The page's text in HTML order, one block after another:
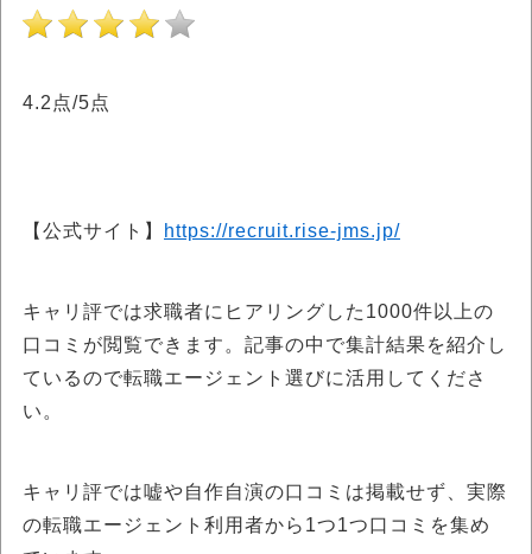
4.2点/5点
【公式サイト】 https://recruit.rise-jms.jp/
キャリ評では求職者にヒアリングした1000件以上の
口コミが閲覧できます。記事の中で集計結果を紹介し
ているので転職エージェント選びに活用してくださ
い。
キャリ評では嘘や自作自演の口コミは掲載せず、実際
の転職エージェント利用者から1つ1つ口コミを集め